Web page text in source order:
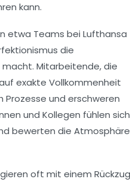
kann.
etwa Teams bei Lufthansa
die
Mitarbeitende, die
exakte Vollkommenheit
und erschweren
und Kollegen fühlen sich
bewerten die Atmosphäre
oft mit einem Rückzug